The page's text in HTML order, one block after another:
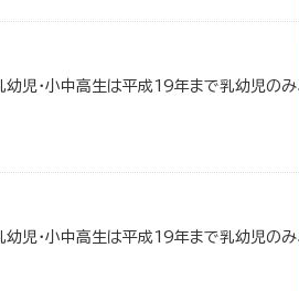
児・小中高生は平成19年まで乳幼児の
児・小中高生は平成19年まで乳幼児のみ